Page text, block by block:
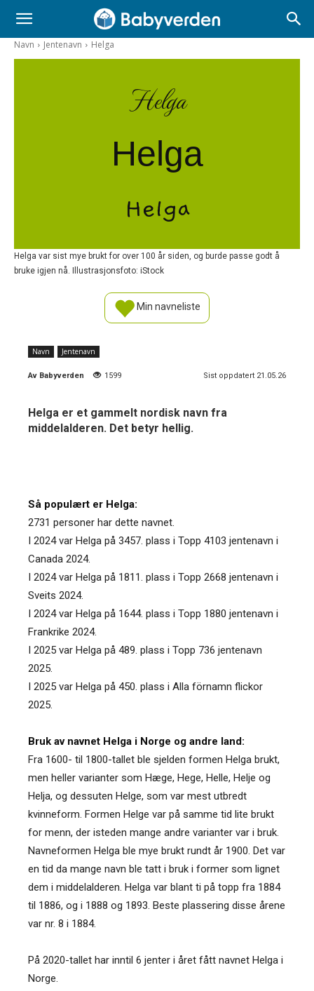
Navn Jentenavn Helga
Helga
Helga
Helga
Helga var sist mye brukt for over 100 år siden, og burde passe godt å
bruke igjen nå. Illustrasjonsfoto: iStock
Min navneliste
Navn Jentenavn
Av Babyverden 1599 Sist oppdatert 21.05.26
Helga er et gammelt nordisk navn fra
middelalderen. Det betyr hellig.
Så populært er Helga:
2731 personer har dette navnet.
I 2024 var Helga på 3457. plass i Topp 4103 jentenavn i
Canada 2024.
I 2024 var Helga på 1811. plass i Topp 2668 jentenavn i
Sveits 2024.
I 2024 var Helga på 1644. plass i Topp 1880 jentenavn i
Frankrike 2024.
I 2025 var Helga på 489. plass i Topp 736 jentenavn
2025.
I 2025 var Helga på 450. plass i Alla förnamn flickor
2025.
Bruk av navnet Helga i Norge og andre land:
Fra 1600- til 1800-tallet ble sjelden formen Helga brukt,
men heller varianter som Hæge, Hege, Helle, Helje og
Helja, og dessuten Helge, som var mest utbredt
kvinneform. Formen Helge var på samme tid lite brukt
for menn, der isteden mange andre varianter var i bruk.
Navneformen Helga ble mye brukt rundt år 1900. Det var
en tid da mange navn ble tatt i bruk i former som lignet
dem i middelalderen. Helga var blant ti på topp fra 1884
til 1886, og i 1888 og 1893. Beste plassering disse årene
var nr. 8 i 1884.
På 2020-tallet har inntil 6 jenter i året fått navnet Helga i
Norge.